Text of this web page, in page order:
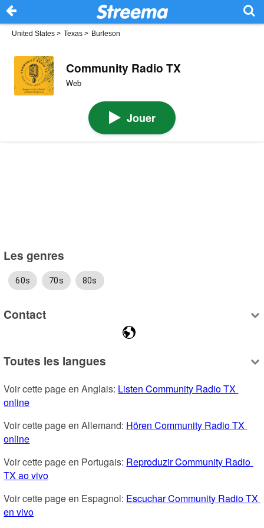
United States > Texas > Burleson
Community Radio TX
Web
Jouer
Les genres
60s 70s 80s
Contact
Toutes les langues
Voir cette page en Anglais: Listen Community Radio TX
online
Voir cette page en Allemand: Hören Community Radio TX
online
Voir cette page en Portugais: Reproduzir Community Radio
TX ao vivo
Voir cette page en Espagnol: Escuchar Community Radio TX
en vivo